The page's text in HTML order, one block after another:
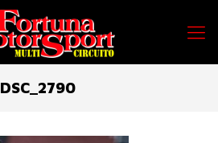
DSC_2790